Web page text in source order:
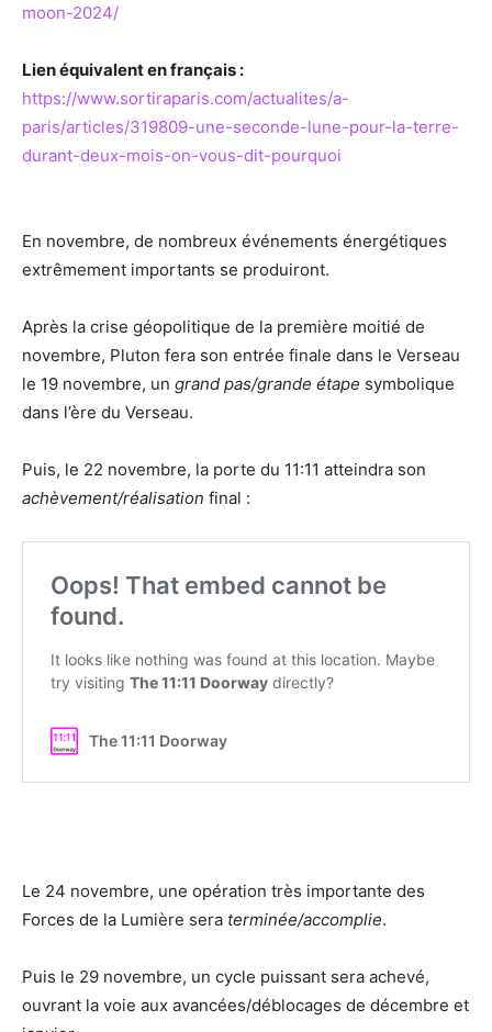
moon-2024/
Lien équivalent en français :
https://www.sortiraparis.com/actualites/a-
paris/articles/319809-une-seconde-lune-pour-la-terre-
durant-deux-mois-on-vous-dit-pourquoi
En novembre, de nombreux événements énergétiques
extrêmement importants se produiront.
Après la crise géopolitique de la première moitié de
novembre, Pluton fera son entrée finale dans le Verseau
le 19 novembre, un grand pas/grande étape symbolique
dans l’ère du Verseau.
Puis, le 22 novembre, la porte du 11:11 atteindra son
achèvement/réalisation final :
Le 24 novembre, une opération très importante des
Forces de la Lumière sera terminée/accomplie.
Puis le 29 novembre, un cycle puissant sera achevé,
ouvrant la voie aux avancées/déblocages de décembre et